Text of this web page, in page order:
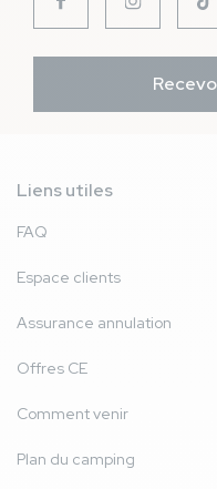
Liens utiles
FAQ
Espace clients
Assurance annulation
Offres CE
Comment venir
Plan du camping